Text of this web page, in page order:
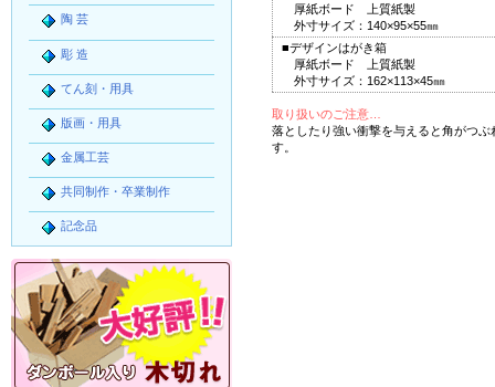
厚紙ボード 上質紙製
外寸サイズ：140×95×55㎜
■デザインはがき箱
厚紙ボード 上質紙製
外寸サイズ：162×113×45㎜
取り扱いのご注意…
落としたり強い衝撃を与えると角がつぶ
す。
陶 芸
彫 造
てん刻・用具
版画・用具
金属工芸
共同制作・卒業制作
記念品